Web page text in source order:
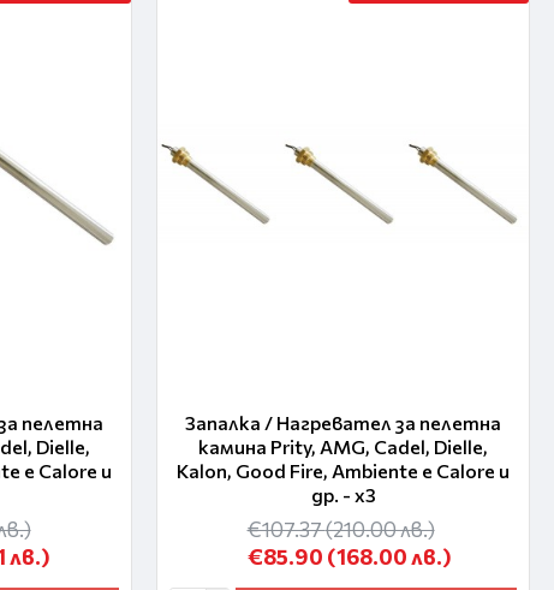
пелетна
Dielle,
e Calore и
лв.)
Запалка / Нагревател за пелетна
камина Prity, AMG, Cadel, Dielle,
Kalon, Good Fire, Ambiente e Calore и
др. - x3
€85.90 (168.00 лв.)
€107.37(210.00 лв.)